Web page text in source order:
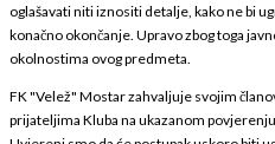
oglašavati niti iznositi detalje, kako ne bi
konačno okončanje. Upravo zbog toga
okolnostima ovog predmeta.
FK "Velež" Mostar zahvaljuje svojim
prijateljima Kluba na ukazanom